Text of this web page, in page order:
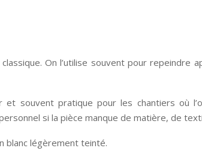
On l’utilise souvent pour repeindre
et souvent pratique pour les chantiers où
si la pièce manque de matière, de
blanc légèrement teinté.